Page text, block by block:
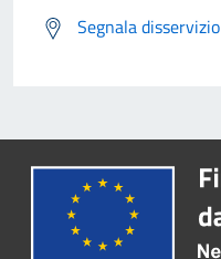
Segnala disservizio